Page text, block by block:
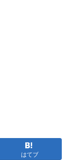
はてブ